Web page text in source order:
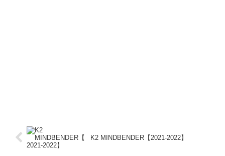
K2 MINDBENDER【2021-2022】